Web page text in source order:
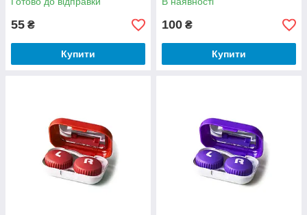
55 ₴
Купити
100 ₴
Купити